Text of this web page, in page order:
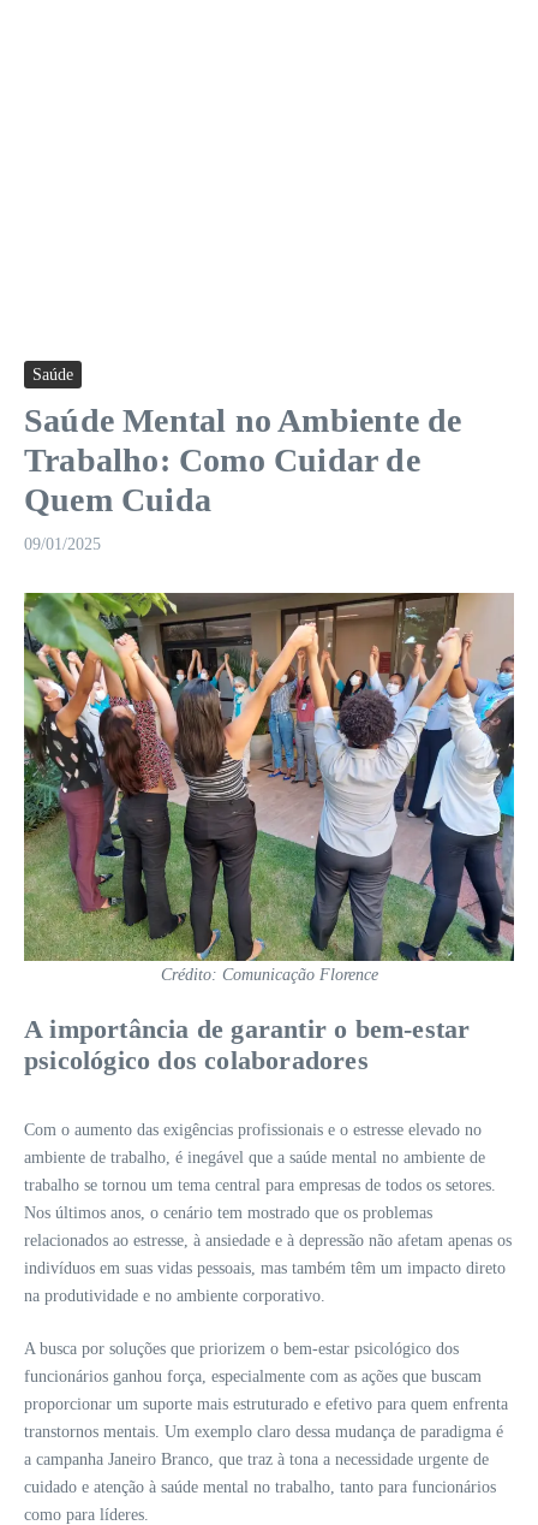
Saúde
Saúde Mental no Ambiente de
Trabalho: Como Cuidar de
Quem Cuida
09/01/2025
Crédito: Comunicação Florence
A importância de garantir o bem-estar
psicológico dos colaboradores
Com o aumento das exigências profissionais e o estresse elevado no
ambiente de trabalho, é inegável que a saúde mental no ambiente de
trabalho se tornou um tema central para empresas de todos os setores.
Nos últimos anos, o cenário tem mostrado que os problemas
relacionados ao estresse, à ansiedade e à depressão não afetam apenas os
indivíduos em suas vidas pessoais, mas também têm um impacto direto
na produtividade e no ambiente corporativo.
A busca por soluções que priorizem o bem-estar psicológico dos
funcionários ganhou força, especialmente com as ações que buscam
proporcionar um suporte mais estruturado e efetivo para quem enfrenta
transtornos mentais. Um exemplo claro dessa mudança de paradigma é
a campanha Janeiro Branco, que traz à tona a necessidade urgente de
cuidado e atenção à saúde mental no trabalho, tanto para funcionários
como para líderes.